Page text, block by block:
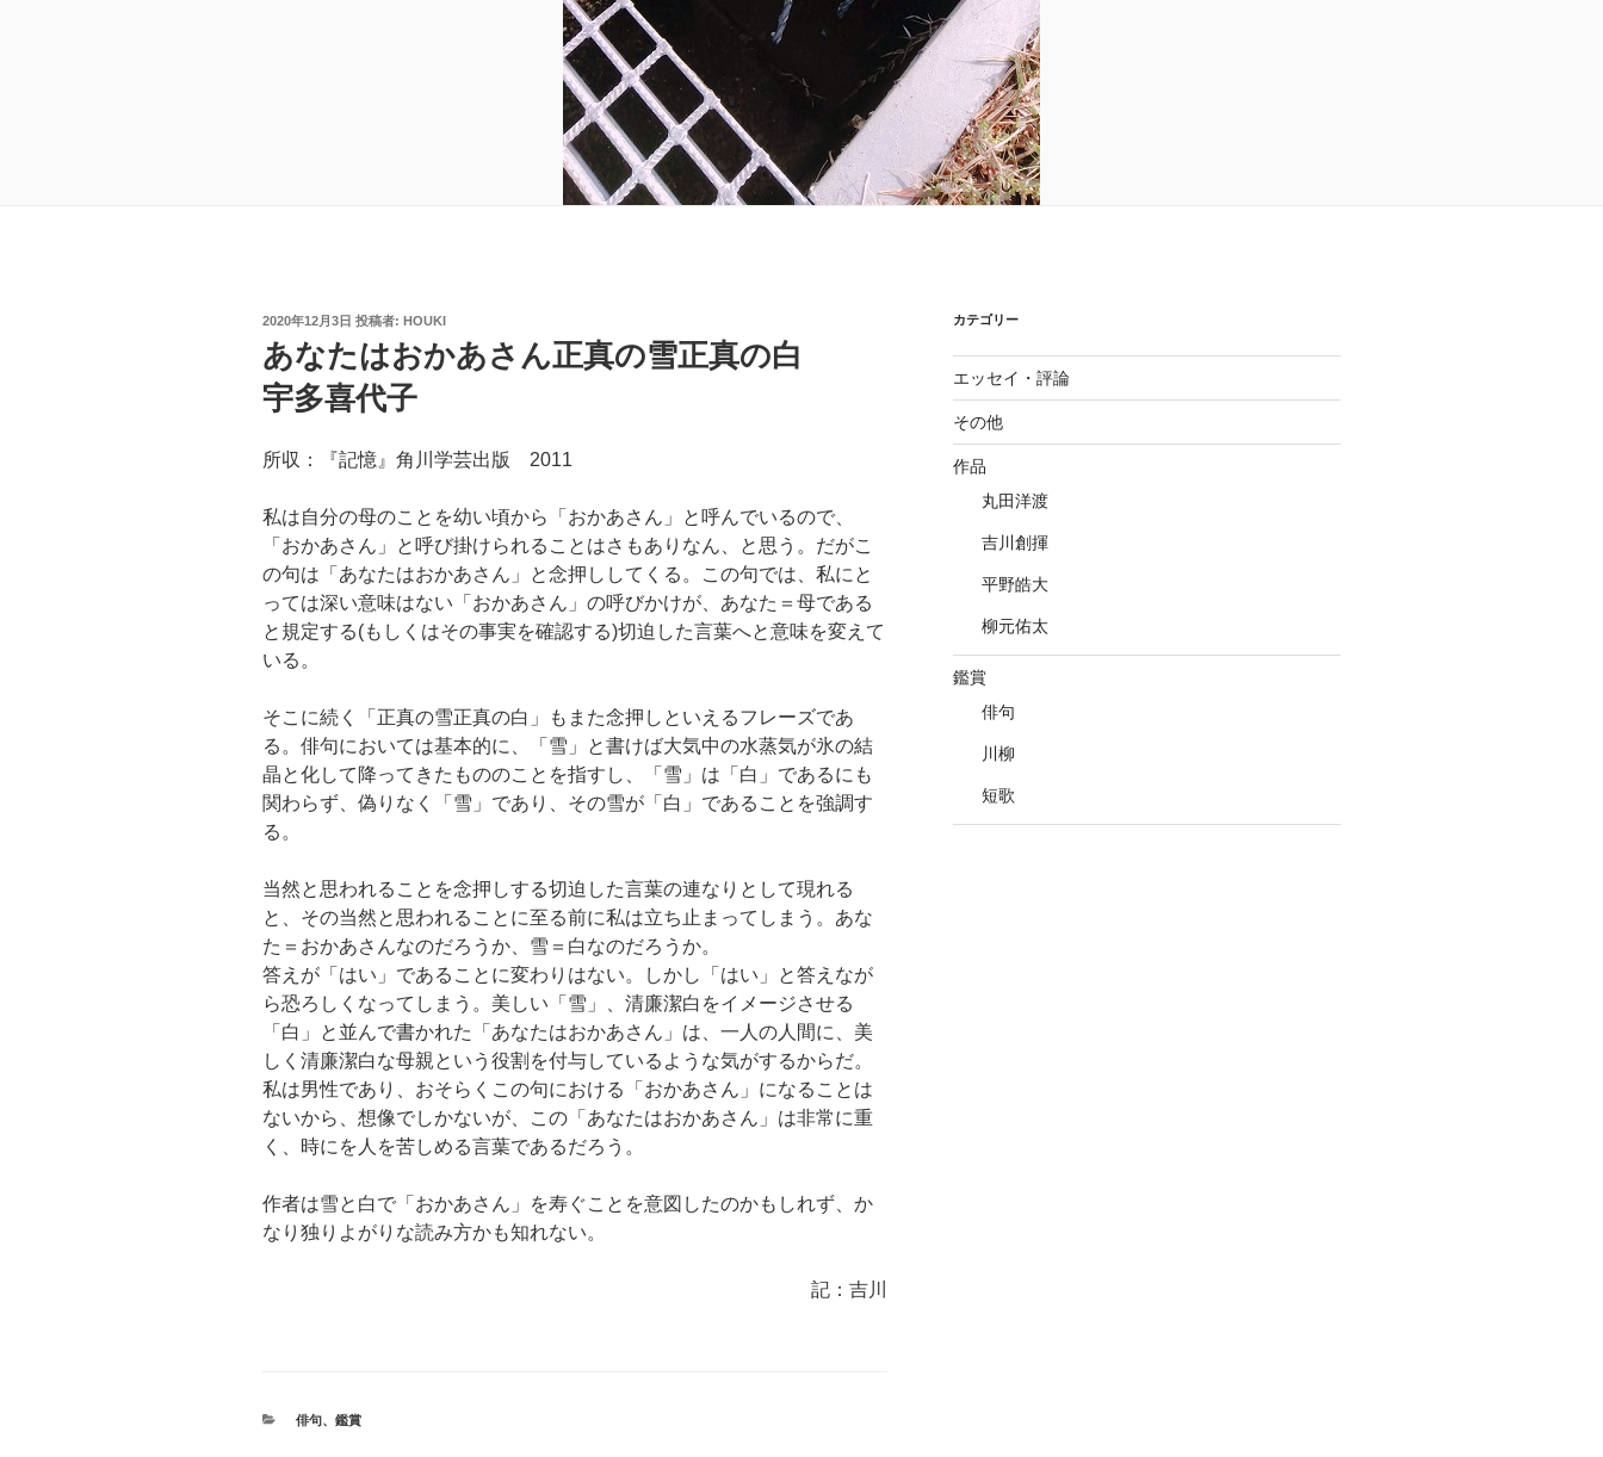
投
稿
日:
2020年12月3日 投稿者: HOUKI
あなたはおかあさん正真の雪正真の白
宇多喜代子
所収：『記憶』角川学芸出版 2011
私は自分の母のことを幼い頃から「おかあさん」と呼んでいるので、
「おかあさん」と呼び掛けられることはさもありなん、と思う。だがこ
の句は「あなたはおかあさん」と念押ししてくる。この句では、私にと
っては深い意味はない「おかあさん」の呼びかけが、あなた＝母である
と規定する(もしくはその事実を確認する)切迫した言葉へと意味を変えて
いる。
そこに続く「正真の雪正真の白」もまた念押しといえるフレーズであ
る。俳句においては基本的に、「雪」と書けば大気中の水蒸気が氷の結
晶と化して降ってきたもののことを指すし、「雪」は「白」であるにも
関わらず、偽りなく「雪」であり、その雪が「白」であることを強調す
る。
当然と思われることを念押しする切迫した言葉の連なりとして現れる
と、その当然と思われることに至る前に私は立ち止まってしまう。あな
た＝おかあさんなのだろうか、雪＝白なのだろうか。
答えが「はい」であることに変わりはない。しかし「はい」と答えなが
ら恐ろしくなってしまう。美しい「雪」、清廉潔白をイメージさせる
「白」と並んで書かれた「あなたはおかあさん」は、一人の人間に、美
しく清廉潔白な母親という役割を付与しているような気がするからだ。
私は男性であり、おそらくこの句における「おかあさん」になることは
ないから、想像でしかないが、この「あなたはおかあさん」は非常に重
く、時にを人を苦しめる言葉であるだろう。
作者は雪と白で「おかあさん」を寿ぐことを意図したのかもしれず、か
なり独りよがりな読み方かも知れない。
記：吉川
カ
俳句、 鑑賞
カテゴリー
エッセイ・評論
その他
作品
丸田洋渡
吉川創揮
平野皓大
柳元佑太
鑑賞
俳句
川柳
短歌